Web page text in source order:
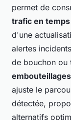
permet de
trafic en
d'une
alertes
de bouchon ou
embouteillages
ajuste le
détectée,
alternatifs